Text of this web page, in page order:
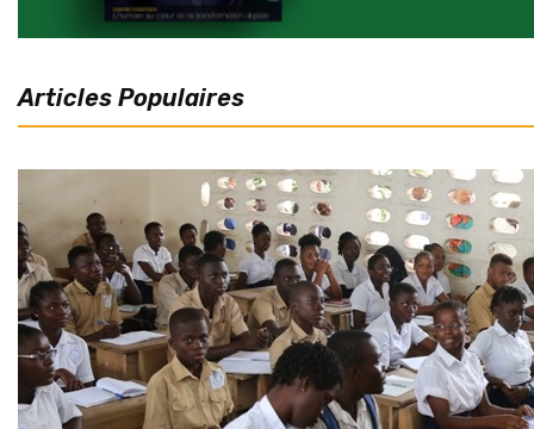
Articles Populaires